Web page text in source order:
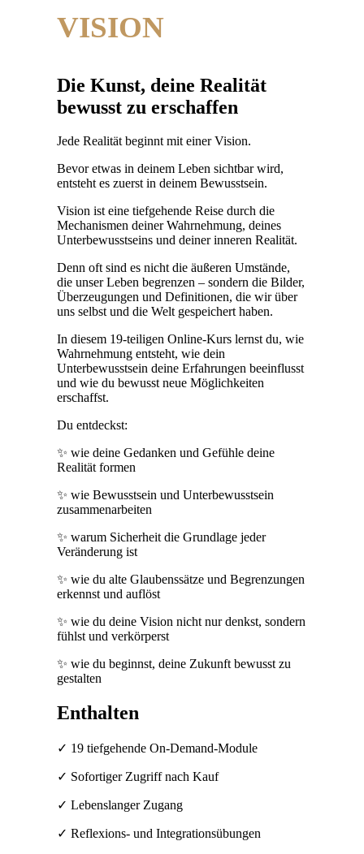
VISION
Die Kunst, deine Realität
bewusst zu erschaffen
Jede Realität beginnt mit einer Vision.
Bevor etwas in deinem Leben sichtbar wird,
entsteht es zuerst in deinem Bewusstsein.
Vision ist eine tiefgehende Reise durch die
Mechanismen deiner Wahrnehmung, deines
Unterbewusstseins und deiner inneren Realität.
Denn oft sind es nicht die äußeren Umstände,
die unser Leben begrenzen – sondern die Bilder,
Überzeugungen und Definitionen, die wir über
uns selbst und die Welt gespeichert haben.
In diesem 19-teiligen Online-Kurs lernst du, wie
Wahrnehmung entsteht, wie dein
Unterbewusstsein deine Erfahrungen beeinflusst
und wie du bewusst neue Möglichkeiten
erschaffst.
Du entdeckst:
✨ wie deine Gedanken und Gefühle deine
Realität formen
✨ wie Bewusstsein und Unterbewusstsein
zusammenarbeiten
✨ warum Sicherheit die Grundlage jeder
Veränderung ist
✨ wie du alte Glaubenssätze und Begrenzungen
erkennst und auflöst
✨ wie du deine Vision nicht nur denkst, sondern
fühlst und verkörperst
✨ wie du beginnst, deine Zukunft bewusst zu
gestalten
Enthalten
✓ 19 tiefgehende On-Demand-Module
✓ Sofortiger Zugriff nach Kauf
✓ Lebenslanger Zugang
✓ Reflexions- und Integrationsübungen